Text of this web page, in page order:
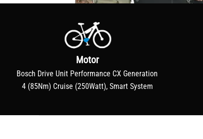
Motor
Bosch Drive Unit Performance CX Generation
4 (85Nm) Cruise (250Watt), Smart System